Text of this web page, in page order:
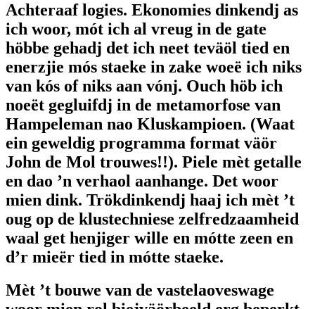
Achteraaf logies. Ekonomies dinkendj as
ich woor, mót ich al vreug in de gate
höbbe gehadj det ich neet teväöl tied en
enerzjie mós staeke in zake woeë ich niks
van kós of niks aan vónj. Ouch höb ich
noeët gegluifdj in de metamorfose van
Hampeleman nao Kluskampioen. (Waat
ein geweldig programma format väör
John de Mol trouwes!!). Piele mèt getalle
en dao ’n verhaol aanhange. Det woor
mien dink. Trökdinkendj haaj ich mèt ’t
oug op de klustechniese zelfredzaamheid
waal get henjiger wille en mótte zeen en
d’r mieër tied in mótte staeke.
Mèt ’t bouwe van de vastelaoveswage